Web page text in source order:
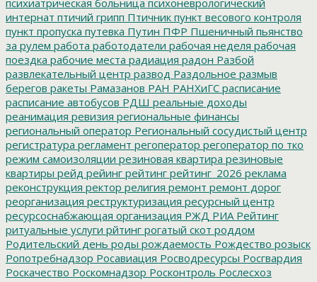
интернат птичий грипп Птичник пункт весового контроля
пункт пропуска путевка Путин ПФР Пшеничный пьянство
за рулем работа работодатели рабочая неделя рабочая
поездка рабочие места радиация радон Разбой
развлекательный центр развод Раздольное размыв
берегов ракеты Рамазанов РАН РАНХиГС расписание
расписание автобусов РДШ реальные доходы
реанимация ревизия региональные финансы
региональный оператор Региональный сосудистый центр
регистратура регламент регоператор регоператор по тко
режим самоизоляции резиновая квартира резиновые
квартиры рейд рейинг рейтинг рейтинг_2026 реклама
реконструкция ректор религия ремонт ремонт дорог
реорганизация реструктуризация ресурсный центр
ресурсоснабжающая организация РЖД РИА Рейтинг
ритуальные услуги рйтинг рогатый скот роддом
Родительский день роды рождаемость Рождество розыск
Ропотребнадзор Росавиация Росводресурсы Росгвардия
Роскачество Роскомнадзор Росконтроль Рослесхоз